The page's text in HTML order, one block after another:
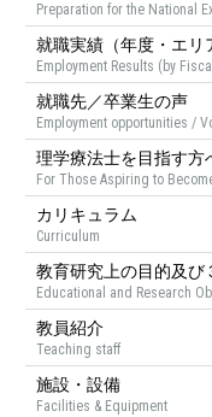
Preparation for the National
就職実績（年度・エリ
Employment Results (by
就職先／卒業生の声
Employment opportunities /
理学療法士を目指す方
For Those Aspiring to
カリキュラム
Curriculum
教育研究上の目的及び
Educational and Research
教員紹介
Teaching staff
施設・設備
Facilities & Equipment